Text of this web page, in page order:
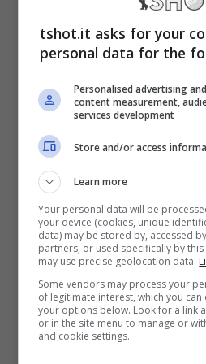
ndr). In più alcuni
sessione di
profumatamente, come i
per Vitinha del Braga–
rendendo come
Che caos a
Gattuso è
un’impresa
Gattuso si ritrova a fare i
ambientedove la
tshot.it asks for your
personal data for the
Personalised advertising
content measurement,
services development
Store and/or access
Learn more
Your personal data will be
your device (cookies, unique
data) may be stored by, accessed
partners, or used specifically by
may use precise geolocation data.
Some vendors may process your
of legitimate interest, which you
your options below. Look for a link
or in the site menu to manage or
and cookie settings.